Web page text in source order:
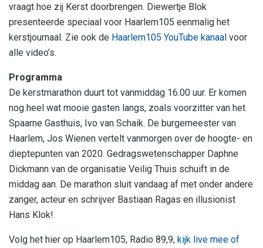
vraagt hoe zij Kerst doorbrengen. Diewertje Blok
presenteerde speciaal voor Haarlem105 eenmalig het
kerstjournaal. Zie ook de Haarlem105 YouTube kanaal voor
alle video’s.
Programma
De kerstmarathon duurt tot vanmiddag 16.00 uur. Er komen
nog heel wat mooie gasten langs, zoals voorzitter van het
Spaarne Gasthuis, Ivo van Schaik. De burgemeester van
Haarlem, Jos Wienen vertelt vanmorgen over de hoogte- en
dieptepunten van 2020. Gedragswetenschapper Daphne
Dickmann van de organisatie Veilig Thuis schuift in de
middag aan. De marathon sluit vandaag af met onder andere
zanger, acteur en schrijver Bastiaan Ragas en illusionist
Hans Klok!
Volg het hier op Haarlem105, Radio 89,9, kijk live mee of